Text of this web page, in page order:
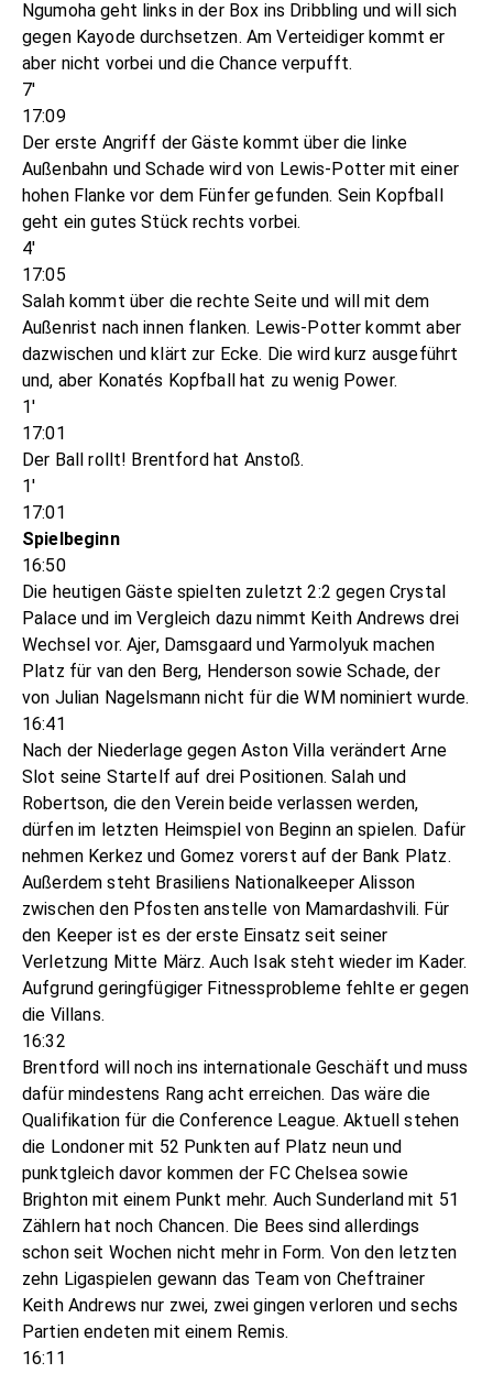
Ngumoha geht links in der Box ins Dribbling und will sich
gegen Kayode durchsetzen. Am Verteidiger kommt er
aber nicht vorbei und die Chance verpufft.
7'
17:09
Der erste Angriff der Gäste kommt über die linke
Außenbahn und Schade wird von Lewis-Potter mit einer
hohen Flanke vor dem Fünfer gefunden. Sein Kopfball
geht ein gutes Stück rechts vorbei.
4'
17:05
Salah kommt über die rechte Seite und will mit dem
Außenrist nach innen flanken. Lewis-Potter kommt aber
dazwischen und klärt zur Ecke. Die wird kurz ausgeführt
und, aber Konatés Kopfball hat zu wenig Power.
1'
17:01
Der Ball rollt! Brentford hat Anstoß.
1'
17:01
Spielbeginn
16:50
Die heutigen Gäste spielten zuletzt 2:2 gegen Crystal
Palace und im Vergleich dazu nimmt Keith Andrews drei
Wechsel vor. Ajer, Damsgaard und Yarmolyuk machen
Platz für van den Berg, Henderson sowie Schade, der
von Julian Nagelsmann nicht für die WM nominiert wurde.
16:41
Nach der Niederlage gegen Aston Villa verändert Arne
Slot seine Startelf auf drei Positionen. Salah und
Robertson, die den Verein beide verlassen werden,
dürfen im letzten Heimspiel von Beginn an spielen. Dafür
nehmen Kerkez und Gomez vorerst auf der Bank Platz.
Außerdem steht Brasiliens Nationalkeeper Alisson
zwischen den Pfosten anstelle von Mamardashvili. Für
den Keeper ist es der erste Einsatz seit seiner
Verletzung Mitte März. Auch Isak steht wieder im Kader.
Aufgrund geringfügiger Fitnessprobleme fehlte er gegen
die Villans.
16:32
Brentford will noch ins internationale Geschäft und muss
dafür mindestens Rang acht erreichen. Das wäre die
Qualifikation für die Conference League. Aktuell stehen
die Londoner mit 52 Punkten auf Platz neun und
punktgleich davor kommen der FC Chelsea sowie
Brighton mit einem Punkt mehr. Auch Sunderland mit 51
Zählern hat noch Chancen. Die Bees sind allerdings
schon seit Wochen nicht mehr in Form. Von den letzten
zehn Ligaspielen gewann das Team von Cheftrainer
Keith Andrews nur zwei, zwei gingen verloren und sechs
Partien endeten mit einem Remis.
16:11